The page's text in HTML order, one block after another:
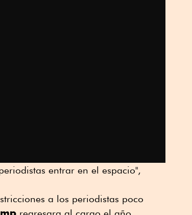
entrar en el espacio",
a los periodistas poco